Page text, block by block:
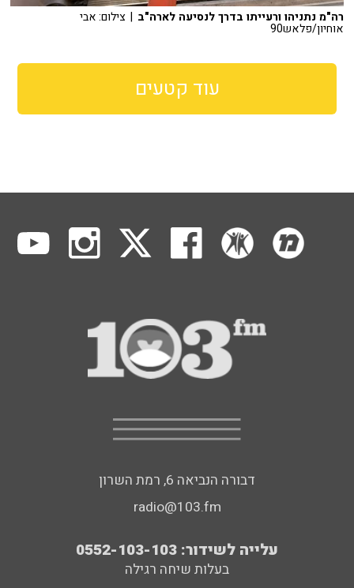
רה"מ נתניהו ורעייתו בדרך לנסיעה לארה"ב | צילום: אבי
אוחיון/פלאש90
עוד קטעים
דבורה הנביאה 6, רמת השרון
radio@103.fm
עלייה לשידור: 0552-103-103
בעלות שיחה רגילה